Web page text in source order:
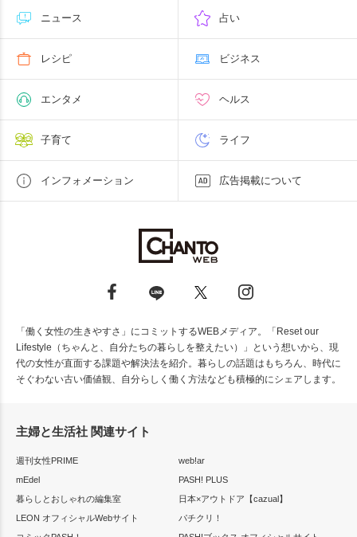
ニュース 占い
レシピ ビジネス
エンタメ ヘルス
子育て ライフ
インフォメーション 広告掲載について
「働く女性の生きやすさ」にコミットするWEBメディア。「Reset our
Lifestyle（ちゃんと、自分たちの暮らしを整えたい）」という想いから、現
代の女性が直面する課題や解決法を紹介。暮らしの話題はもちろん、時代に
そぐわない古い価値観、自分らしく働く方法なども積極的にシェアします。
主婦と生活社 関連サイト
週刊女性PRIME
web!ar
mEdel
PASH! PLUS
暮らしとおしゃれの編集室
日本×アウトドア【cazual】
LEON オフィシャルWebサイト
パチクリ！